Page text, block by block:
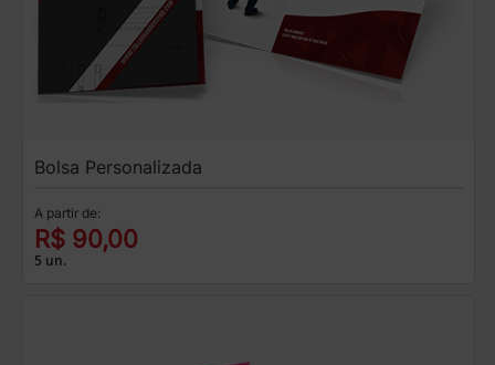
Bolsa Personalizada
A partir de:
R$ 90,00
5 un.